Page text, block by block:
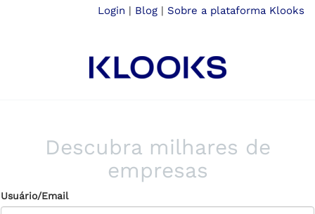
Login | Blog | Sobre a plataforma Klooks
Descubra milhares de
empresas
Usuário/Email